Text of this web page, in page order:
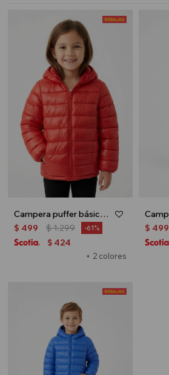
Campera puffer básica con capucha - UNISEX - Rojo
+ 2 colores
$ 499 $1.299 61
$ 424
$ 499